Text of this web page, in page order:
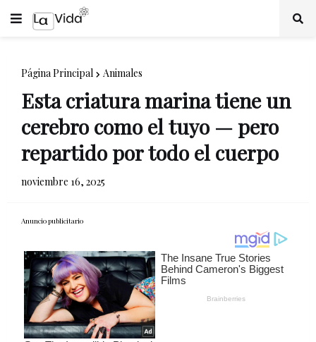
Página Principal Animales
Esta criatura marina tiene un
cerebro como el tuyo — pero
repartido por todo el cuerpo
noviembre 16, 2025
Anuncio publicitario